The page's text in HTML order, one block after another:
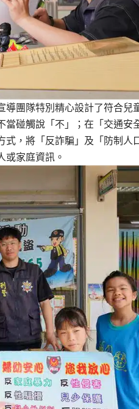
團隊特別精心設計了符合兒
碰觸說「不」；在「交通安
，將「反詐騙」及「防制人
或家庭資訊。